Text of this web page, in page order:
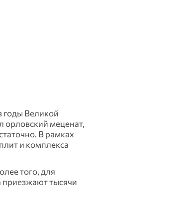
годы Великой
орловский меценат,
В рамках
и комплекса
того, для
приезжают тысячи